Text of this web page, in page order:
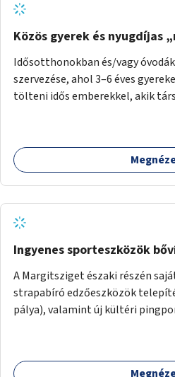
Közös gyerek és nyugdíjas
Idősotthonokban és/vagy
szervezése, ahol 3–6 éves
tölteni idős emberekkel, akik
Ingyenes sporteszközök
A Margitsziget északi részén
strapabíró edzőeszközök
pálya), valamint új kültéri
népszerű, ingyenes sportolási